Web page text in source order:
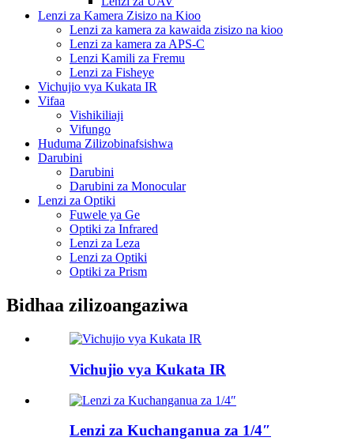
Lenzi za Kamera Zisizo na Kioo
Lenzi za kamera za kawaida zisizo na kioo
Lenzi za kamera za APS-C
Lenzi Kamili za Fremu
Lenzi za Fisheye
Vichujio vya Kukata IR
Vifaa
Vishikiliaji
Vifungo
Huduma Zilizobinafsishwa
Darubini
Darubini
Darubini za Monocular
Lenzi za Optiki
Fuwele ya Ge
Optiki za Infrared
Lenzi za Leza
Lenzi za Optiki
Optiki za Prism
Bidhaa zilizoangaziwa
Vichujio vya Kukata IR
Lenzi za Kuchanganua za 1/4″